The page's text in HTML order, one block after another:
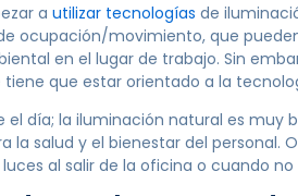
a utilizar tecnologías de
ocupación/movimiento, que
en el lugar de trabajo. Sin
que estar orientado a la
el día; la iluminación natural es muy
la salud y el bienestar del personal.
al salir de la oficina o cuando no